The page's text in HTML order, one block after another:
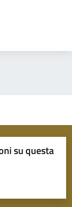
su questa